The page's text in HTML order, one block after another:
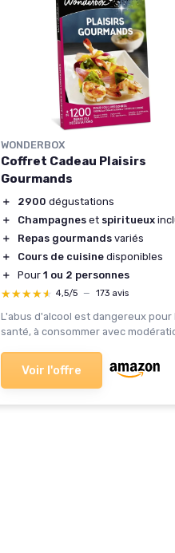
WONDERBOX
Coffret Cadeau Plaisirs
Gourmands
＋ 2900 dégustations
＋
Champagnes et spiritueux
＋
Repas gourmands variés
＋
Cours de cuisine disponibles
＋
Pour 1 ou 2 personnes
★★★★★
★★★★★ 4,5/5 — 173 avis
L'abus d'alcool est dangereux pour
santé, à consommer avec
Voir l'offre